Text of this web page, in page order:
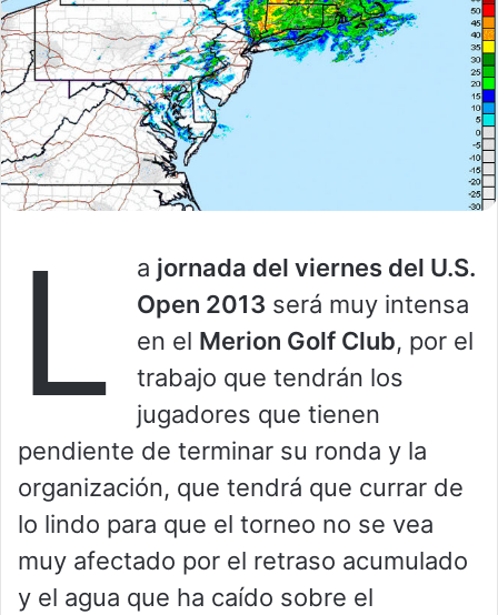
L a jornada del viernes del U.S.
Open 2013 será muy intensa
en el Merion Golf Club, por el
trabajo que tendrán los
jugadores que tienen
pendiente de terminar su ronda y la
organización, que tendrá que currar de
lo lindo para que el torneo no se vea
muy afectado por el retraso acumulado
y el agua que ha caído sobre el